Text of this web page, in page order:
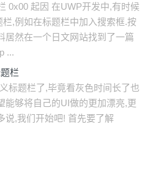
0x00 起因 在UWP开发中,有时候
,例如在标题栏中加入搜索框.按
居然在一个日文网站找到了一篇
...
栏
标题栏了,毕竟看灰色时间长了也
能够将自己的UI做的更加漂亮,更
说,我们开始吧! 首先要了解